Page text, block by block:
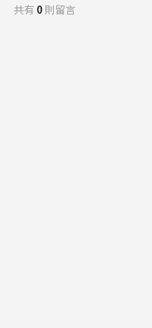
共有 0則留言